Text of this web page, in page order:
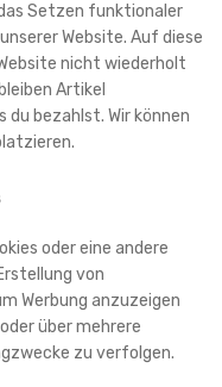
Setzen funktionaler
Website. Auf diese
nicht wiederholt
Artikel
du bezahlst. Wir können
oder eine andere
von
Werbung anzuzeigen
über mehrere
zu verfolgen.